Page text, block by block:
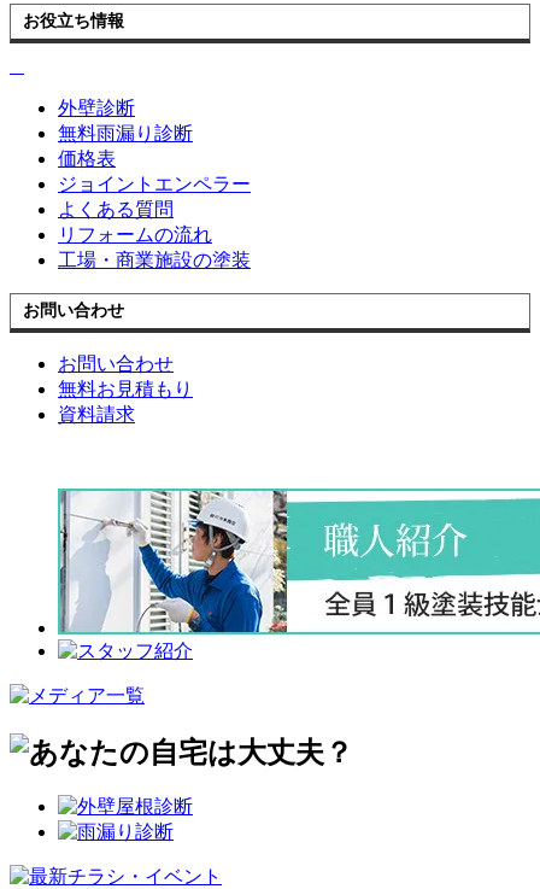
お役立ち情報
外壁診断
無料雨漏り診断
価格表
ジョイントエンペラー
よくある質問
リフォームの流れ
工場・商業施設の塗装
お問い合わせ
お問い合わせ
無料お見積もり
資料請求